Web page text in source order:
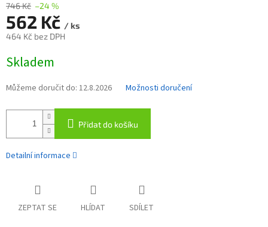
746 Kč –24 %
562 Kč / ks
464 Kč bez DPH
cena:
Skladem
Můžeme doručit do: 12.8.2026 Možnosti doručení
Přidat do košíku
Detailní informace
ZEPTAT SE HLÍDAT SDÍLET